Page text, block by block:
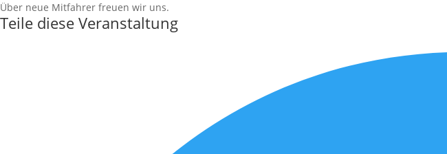
Über neue Mitfahrer freuen wir uns.
Teile diese Veranstaltung